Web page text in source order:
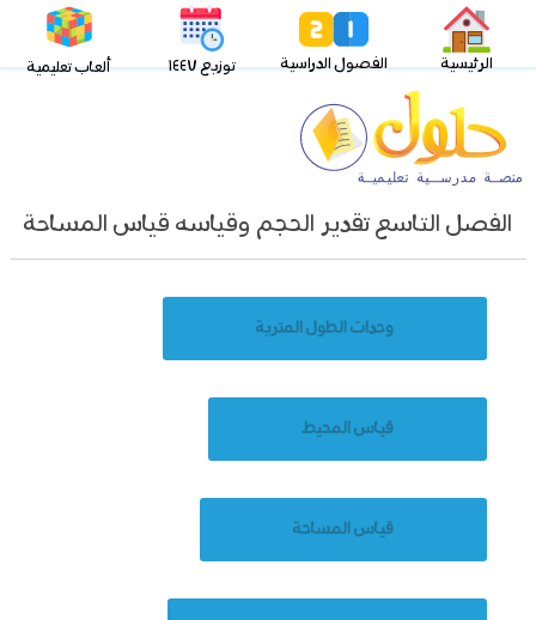
الرئيسية الفصول الدراسية توزيع ١٤٤٧ ألعاب تعليمية
الفصل التاسع تقدير الحجم وقياسه قياس المساحة
وحدات الطول المترية
قياس المحيط
قياس المساحة